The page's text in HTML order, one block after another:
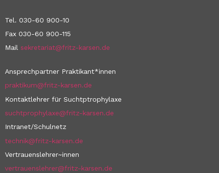
Tel. 030-60 900-10
Fax 030-60 900-115
Mail sekretariat@fritz-karsen.de
Ansprechpartner Praktikant*innen
praktikum@fritz-karsen.de
Kontaktlehrer für Suchtptrophylaxe
suchtprophylaxe@fritz-karsen.de
Intranet/Schulnetz
technik@fritz-karsen.de
Vertrauenslehrer~innen
vertrauenslehrer@fritz-karsen.de